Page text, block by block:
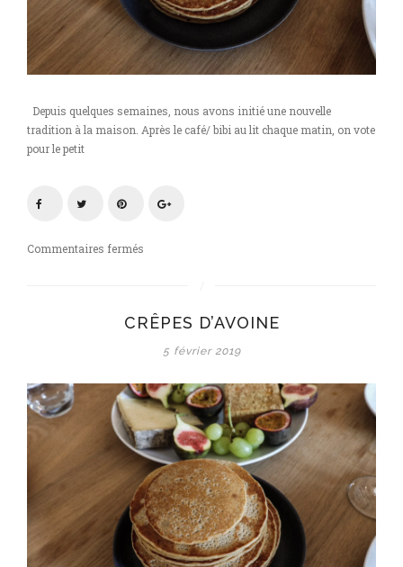
Depuis quelques semaines, nous avons initié une nouvelle
tradition à la maison. Après le café/ bibi au lit chaque matin, on vote
pour le petit
Commentaires fermés
CRÊPES D’AVOINE
5 février 2019